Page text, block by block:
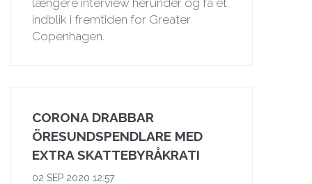
indblik i fremtiden for Greater
Copenhagen.
CORONA DRABBAR
ÖRESUNDSPENDLARE MED
EXTRA SKATTEBYRÅKRATI
02 SEP 2020 12:57